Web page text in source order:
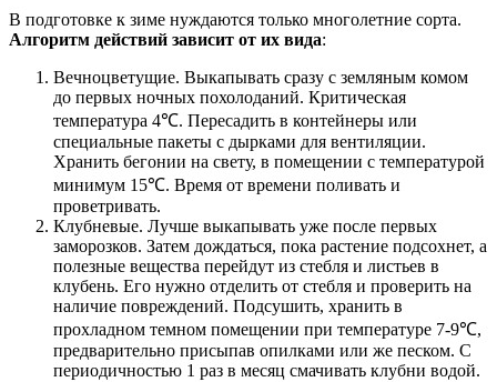
В подготовке к зиме нуждаются только многолетние сорта.
Алгоритм действий зависит от их вида:
Вечноцветущие. Выкапывать сразу с земляным комом
до первых ночных похолоданий. Критическая
температура 4℃. Пересадить в контейнеры или
специальные пакеты с дырками для вентиляции.
Хранить бегонии на свету, в помещении с температурой
минимум 15℃. Время от времени поливать и
проветривать.
Клубневые. Лучше выкапывать уже после первых
заморозков. Затем дождаться, пока растение подсохнет, а
полезные вещества перейдут из стебля и листьев в
клубень. Его нужно отделить от стебля и проверить на
наличие повреждений. Подсушить, хранить в
прохладном темном помещении при температуре 7-9℃,
предварительно присыпав опилками или же песком. С
периодичностью 1 раз в месяц смачивать клубни водой.